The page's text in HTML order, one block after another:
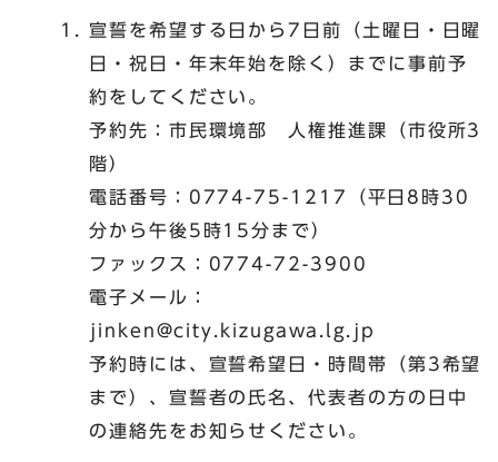
宣誓を希望する日から7日前（土曜日・日曜
日・祝日・年末年始を除く）までに事前予
約をしてください。
予約先：市民環境部 人権推進課（市役所3
階）
電話番号：0774-75-1217（平日8時30
分から午後5時15分まで）
ファックス：0774-72-3900
電子メール：
jinken@city.kizugawa.lg.jp
予約時には、宣誓希望日・時間帯（第3希望
まで）、宣誓者の氏名、代表者の方の日中
の連絡先をお知らせください。